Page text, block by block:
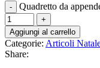
Quadretto da
Aggiungi al carrello
Categorie: Articoli
Share: